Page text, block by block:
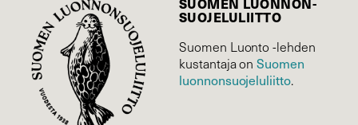
SUOJELU­LIITTO
Suomen Luonto -lehden
kustantaja onSuomen
luonnonsuojelu­liitto.